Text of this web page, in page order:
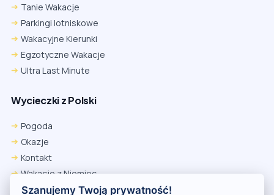
Tanie Wakacje
Parkingi lotniskowe
Wakacyjne Kierunki
Egzotyczne Wakacje
Ultra Last Minute
Wycieczki z Polski
Pogoda
Okazje
Kontakt
Wakacje z Niemiec
Polityka Prywatności
Szanujemy Twoją prywatność!